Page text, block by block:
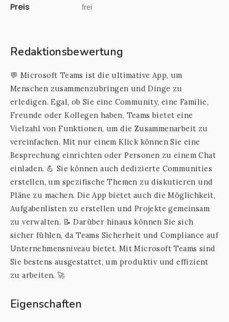
Preis frei
Redaktionsbewertung
💬 Microsoft Teams ist die ultimative App, um
Menschen zusammenzubringen und Dinge zu
erledigen. Egal, ob Sie eine Community, eine Familie,
Freunde oder Kollegen haben, Teams bietet eine
Vielzahl von Funktionen, um die Zusammenarbeit zu
vereinfachen. Mit nur einem Klick können Sie eine
Besprechung einrichten oder Personen zu einem Chat
einladen. 💪 Sie können auch dedizierte Communities
erstellen, um spezifische Themen zu diskutieren und
Pläne zu machen. Die App bietet auch die Möglichkeit,
Aufgabenlisten zu erstellen und Projekte gemeinsam
zu verwalten. 📝 Darüber hinaus können Sie sich
sicher fühlen, da Teams Sicherheit und Compliance auf
Unternehmensniveau bietet. Mit Microsoft Teams sind
Sie bestens ausgestattet, um produktiv und effizient
zu arbeiten. 🚀
Eigenschaften